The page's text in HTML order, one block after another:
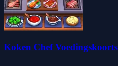
Koken Chef Voedingskoorts